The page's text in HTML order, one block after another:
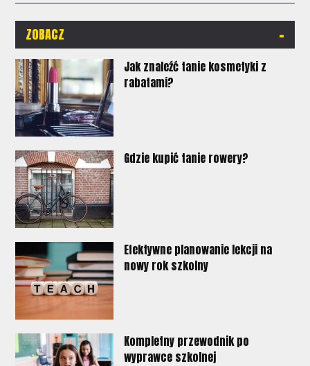
ZOBACZ -
Jak znaleźć tanie kosmetyki z
rabatami?
Gdzie kupić tanie rowery?
Efektywne planowanie lekcji na
nowy rok szkolny
Kompletny przewodnik po
wyprawce szkolnej